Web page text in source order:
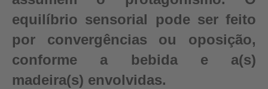
equilíbrio sensorial pode ser feito
por convergências ou oposição,
conforme a bebida e a(s)
madeira(s) envolvidas.